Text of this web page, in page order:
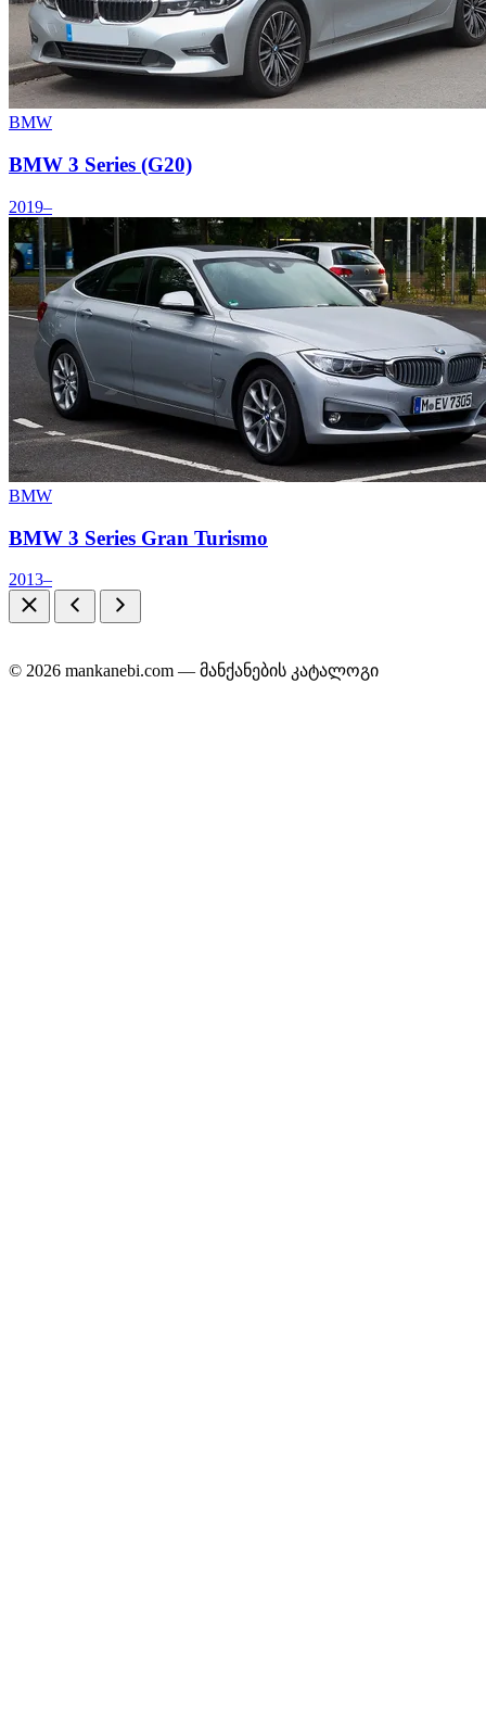
BMW
BMW 3 Series (G20)
2019–
BMW
BMW 3 Series Gran Turismo
2013–
© 2026 mankanebi.com — მანქანების კატალოგი